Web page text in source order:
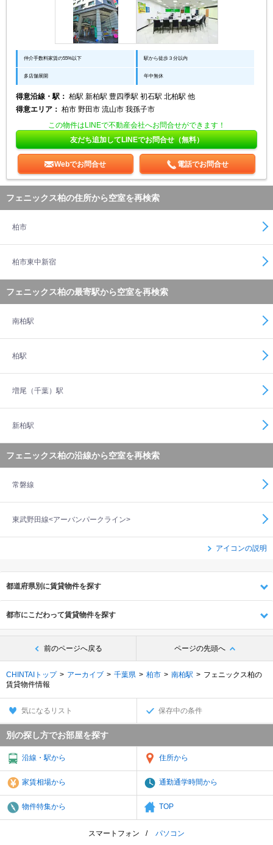
仲介手数料家賃の55%以下 駅から徒歩３分以内
多店舗展開 年中無休
得意沿線・駅： 柏駅 新柏駅 豊四季駅 初石駅 北柏駅 他
得意エリア： 柏市 野田市 流山市 我孫子市
この物件はLINEで不動産会社へお問合せができます！
友だち追加してLINEでお問合せ（無料）
Webでお問合せ 電話でお問合せ
フェニックス柏の住所から空室を再検索
柏市
柏市東中新宿
フェニックス柏の最寄駅から空室を再検索
南柏駅
柏駅
増尾（千葉）駅
新柏駅
フェニックス柏の沿線から空室を再検索
常磐線
東武野田線<アーバンパークライン>
アイコンの説明
都道府県別に賃貸物件を探す
都市にこだわって賃貸物件を探す
前のページへ戻る ページの先頭へ
CHINTAIトップ アーカイブ 千葉県 柏市 南柏駅
フェニックス柏の
賃貸物件情報
気になるリスト 保存中の条件
別の探し方でお部屋を探す
沿線・駅から 住所から
家賃相場から 通勤通学時間から
物件特集から TOP
スマートフォン パソコン